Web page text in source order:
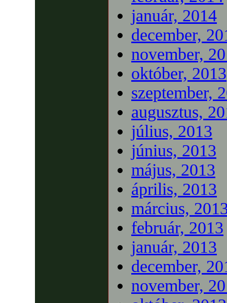
január, 2014
december,
november,
október, 2013
szeptember,
augusztus,
július, 2013
június, 2013
május, 2013
április, 2013
március,
február, 2013
január, 2013
december,
november,